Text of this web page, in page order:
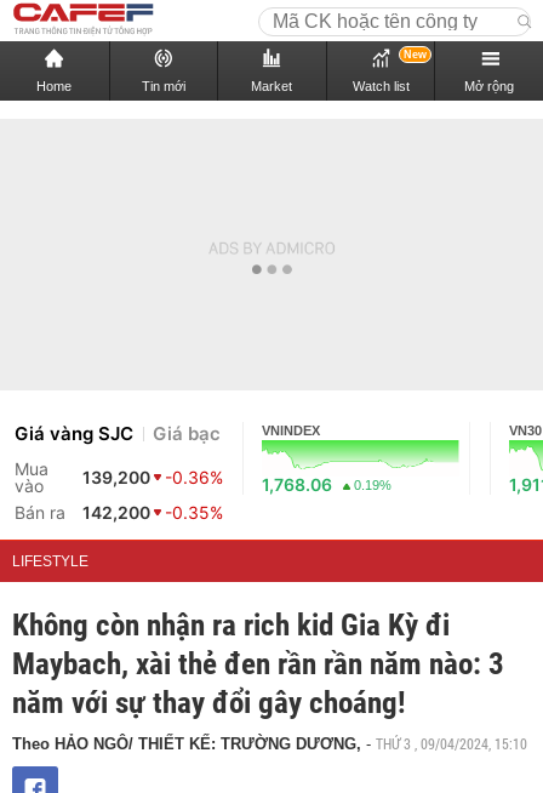
Home Tin mới Market Watch list
New
Mở rộng
Giá vàng SJC Giá bạc
Mua
vào
139,200
-0.36%
Bán ra
142,200 -0.35%
VNINDEX
1,768.06 0.19%
VN30
LIFESTYLE
Không còn nhận ra rich kid Gia Kỳ đi
Maybach, xài thẻ đen rần rần năm nào: 3
năm với sự thay đổi gây choáng!
Theo HẢO NGÔ/ THIẾT KẾ: TRƯỜNG DƯƠNG, - THỨ 3 , 09/04/2024, 15:10